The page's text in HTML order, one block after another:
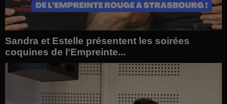
Sandra et Estelle présentent les soirées
coquines de l'Empreinte...